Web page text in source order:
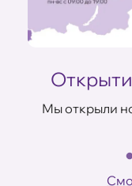
Мы открыли